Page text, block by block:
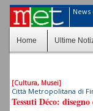
Home Ultime
[Cultura, Musei]
Città Metropolitana di
Tessuti Déco: